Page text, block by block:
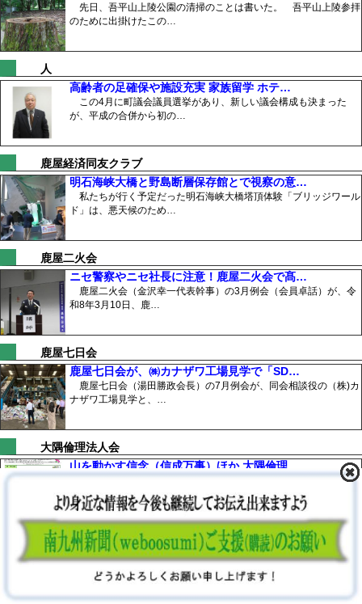
先日、吾平山上陵公園の清掃のことは書いた。 吾平山上陵参拝
のために出掛けたこの…
人
高齢者の足確保や施設充実 家族留学 ホテ…
この4月に町議会議員選挙があり、新しい議会構成も決まった
が、平成の合併から初の…
鹿屋経済同友クラブ
明石海峡大橋と野島断層保存館とで視察の意…
私たちが行く予定だった明石海峡大橋塔頂体験「ブリッジワール
ド」は、悪天候のため…
鹿屋二火会
ニセ警察やニセ社長に注意！鹿屋二火会で髙…
鹿屋二火会（金沢幸一代表幹事）の3月例会（会員卓話）が、令
和8年3月10日、鹿…
鹿屋七日会
鹿屋七日会が、㈱カナザワ工場見学で「SD…
鹿屋七日会（湯田勝政会長）の7月例会が、同会相談役の（株)カ
ナザワ工場見学と、…
大隅倫理法人会
山を動かす信念（信成万事）ほか 大隅倫理…
大隅倫理法人会令和8年7月の経営者モーニングセミナーの内容
は、次の通り。 毎週…
コラム・随想
激しいめまいと嘔吐〜関わってもらった方々…
体調を崩し、weboosumiの管理運営上の脆弱さを露呈したかた